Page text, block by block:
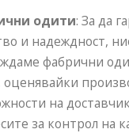
одити: За да
и надеждност,
фабрични
оценявайки
на
за контрол на